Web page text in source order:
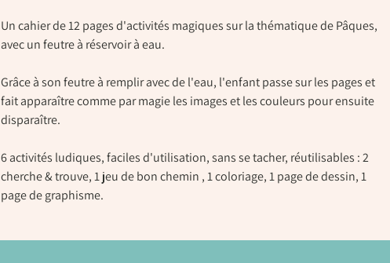
Un cahier de 12 pages d'activités magiques sur la thématique de Pâques,
avec un feutre à réservoir à eau.
Grâce à son feutre à remplir avec de l'eau, l'enfant passe sur les pages et
fait apparaître comme par magie les images et les couleurs pour ensuite
disparaître.
6 activités ludiques, faciles d'utilisation, sans se tacher, réutilisables : 2
cherche & trouve, 1 jeu de bon chemin , 1 coloriage, 1 page de dessin, 1
page de graphisme.